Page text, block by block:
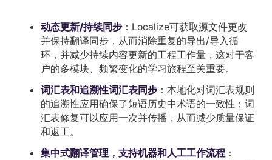
动态更新/持续同步：Localize可获取源文件更改
并保持翻译同步，从而消除重复的导出/导入循
环，并减少持续内容更新的工程工作量，这对于客
户的多模块、频繁变化的学习旅程至关重要。
词汇表和追溯性词汇表同步：本地化对词汇表规则
的追溯性应用确保了短语历史中术语的一致性；词
汇表修复可以应用一次并传播，从而减少质量保证
和返工。
集中式翻译管理，支持机器和人工工作流程：